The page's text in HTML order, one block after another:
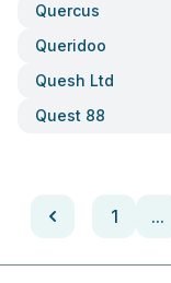
Quercus
Queridoo
Quesh Ltd
Quest 88
1 ...